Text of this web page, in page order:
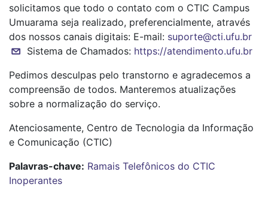
solicitamos que todo o contato com o CTIC Campus
Umuarama seja realizado, preferencialmente, através
dos nossos canais digitais: E-mail: suporte@cti.ufu.br
Sistema de Chamados: https://atendimento.ufu.br
Pedimos desculpas pelo transtorno e agradecemos a
compreensão de todos. Manteremos atualizações
sobre a normalização do serviço.
Atenciosamente, Centro de Tecnologia da Informação
e Comunicação (CTIC)
Palavras-chave: Ramais Telefônicos do CTIC
Inoperantes